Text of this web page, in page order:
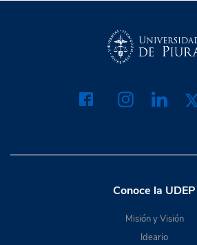
Conoce la UDEP
Misión y Visión
Ideario